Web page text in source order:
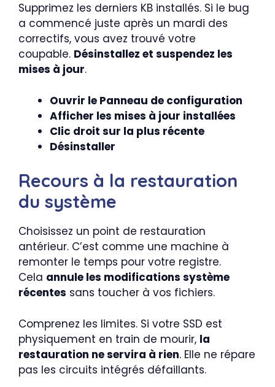
Supprimez les derniers KB installés. Si le bug
a commencé juste après un mardi des
correctifs, vous avez trouvé votre
coupable. Désinstallez et suspendez les
mises à jour.
Ouvrir le Panneau de configuration
Afficher les mises à jour installées
Clic droit sur la plus récente
Désinstaller
Recours à la restauration
du système
Choisissez un point de restauration
antérieur. C’est comme une machine à
remonter le temps pour votre registre.
Cela annule les modifications système
récentes sans toucher à vos fichiers.
Comprenez les limites. Si votre SSD est
physiquement en train de mourir, la
restauration ne servira à rien. Elle ne répare
pas les circuits intégrés défaillants.